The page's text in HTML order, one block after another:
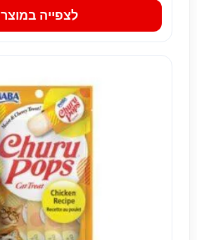
לצפייה במוצר